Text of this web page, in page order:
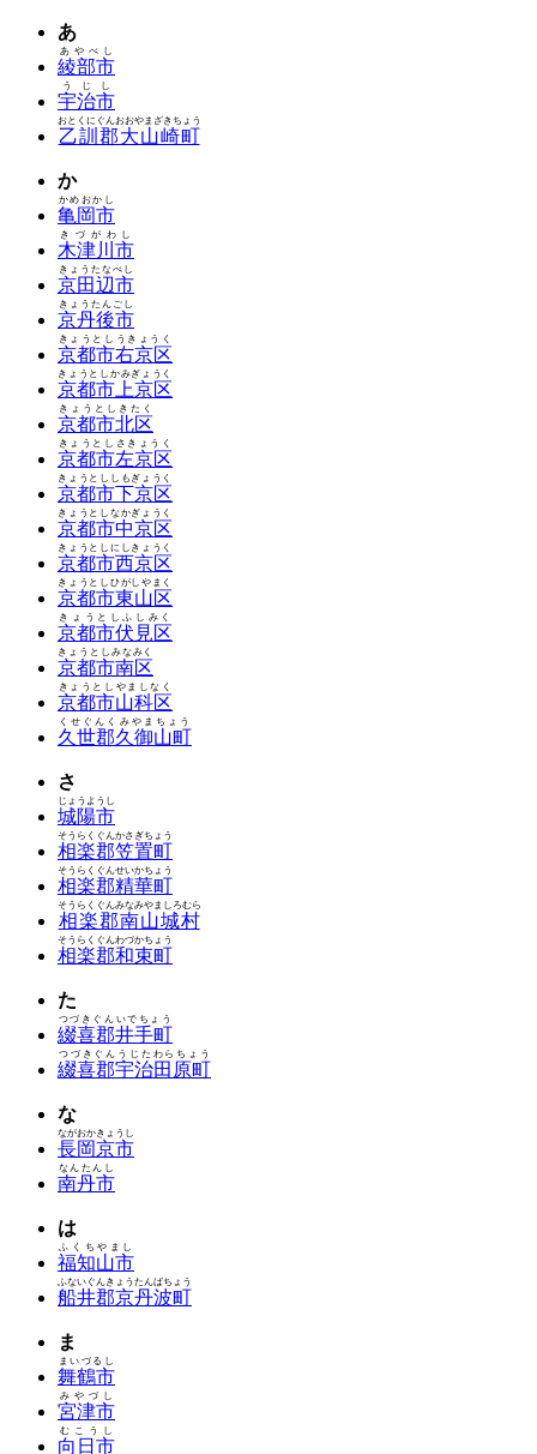
あ
綾部市
あやべし
宇治市
うじし
乙訓郡大山崎町
おとくにぐんおおやまざきちょう
か
亀岡市
かめおかし
木津川市
きづがわし
京田辺市
きょうたなべし
京丹後市
きょうたんごし
京都市右京区
きょうとしうきょうく
京都市上京区
きょうとしかみぎょうく
京都市北区
きょうとしきたく
京都市左京区
きょうとしさきょうく
京都市下京区
きょうとししもぎょうく
京都市中京区
きょうとしなかぎょうく
京都市西京区
きょうとしにしきょうく
京都市東山区
きょうとしひがしやまく
京都市伏見区
きょうとしふしみく
京都市南区
きょうとしみなみく
京都市山科区
きょうとしやましなく
久世郡久御山町
くせぐんくみやまちょう
さ
城陽市
じょうようし
相楽郡笠置町
そうらくぐんかさぎちょう
相楽郡精華町
そうらくぐんせいかちょう
相楽郡南山城村
そうらくぐんみなみやましろむら
相楽郡和束町
そうらくぐんわづかちょう
た
綴喜郡井手町
つづきぐんいでちょう
綴喜郡宇治田原町
つづきぐんうじたわらちょう
な
長岡京市
ながおかきょうし
南丹市
なんたんし
は
福知山市
ふくちやまし
船井郡京丹波町
ふないぐんきょうたんばちょう
ま
舞鶴市
まいづるし
宮津市
みやづし
向日市
むこうし